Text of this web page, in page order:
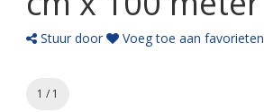
Stuur door Voeg toe aan favorieten
1 / 1